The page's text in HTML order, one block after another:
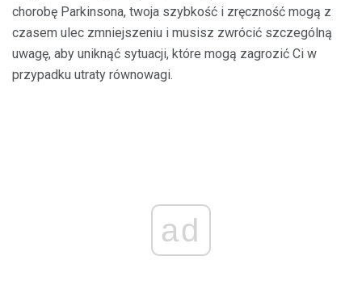
chorobę Parkinsona, twoja szybkość i zręczność mogą z
czasem ulec zmniejszeniu i musisz zwrócić szczególną
uwagę, aby uniknąć sytuacji, które mogą zagrozić Ci w
przypadku utraty równowagi.
ad